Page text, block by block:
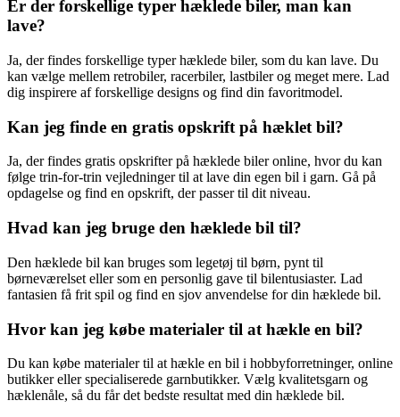
Er der forskellige typer hæklede biler, man kan
lave?
Ja, der findes forskellige typer hæklede biler, som du kan lave. Du
kan vælge mellem retrobiler, racerbiler, lastbiler og meget mere. Lad
dig inspirere af forskellige designs og find din favoritmodel.
Kan jeg finde en gratis opskrift på hæklet bil?
Ja, der findes gratis opskrifter på hæklede biler online, hvor du kan
følge trin-for-trin vejledninger til at lave din egen bil i garn. Gå på
opdagelse og find en opskrift, der passer til dit niveau.
Hvad kan jeg bruge den hæklede bil til?
Den hæklede bil kan bruges som legetøj til børn, pynt til
børneværelset eller som en personlig gave til bilentusiaster. Lad
fantasien få frit spil og find en sjov anvendelse for din hæklede bil.
Hvor kan jeg købe materialer til at hækle en bil?
Du kan købe materialer til at hækle en bil i hobbyforretninger, online
butikker eller specialiserede garnbutikker. Vælg kvalitetsgarn og
hæklenåle, så du får det bedste resultat med din hæklede bil.